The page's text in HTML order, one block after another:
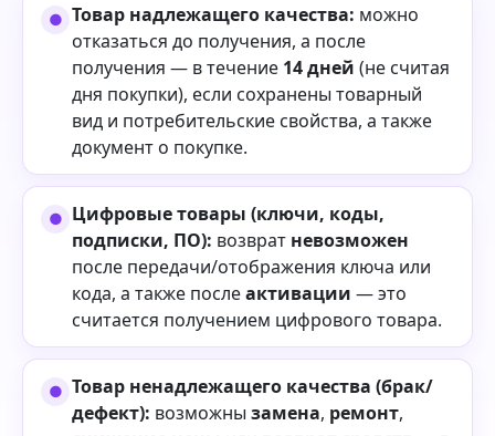
Товар надлежащего качества: можно
отказаться до получения, а после
получения — в течение 14 дней (не считая
дня покупки), если сохранены товарный
вид и потребительские свойства, а также
документ о покупке.
Цифровые товары (ключи, коды,
подписки, ПО): возврат невозможен
после передачи/отображения ключа или
кода, а также послеактивации — это
считается получением цифрового товара.
Товар ненадлежащего качества (брак/
дефект): возможны замена, ремонт,